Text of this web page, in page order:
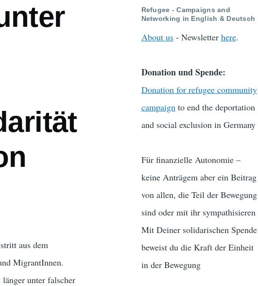
aus dem
MigrantInnen.
unter falscher
Refugee - Campaigns and
Networking in English & Deutsch
About us- Newsletter here.
Donation und Spende:
Donation for refugee community
campaignto end the deportation
and social exclusion in Germany
Für finanzielle Autonomie –
keine Anträgem aber ein Beitrag
von allen, die Teil der Bewegung
sind oder mit ihr sympathisieren
Mit Deiner solidarischen Spende
beweist du die Kraft der Einheit
in der Bewegung